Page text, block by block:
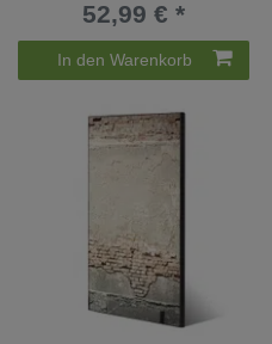
52,99 € *
In den Warenkorb